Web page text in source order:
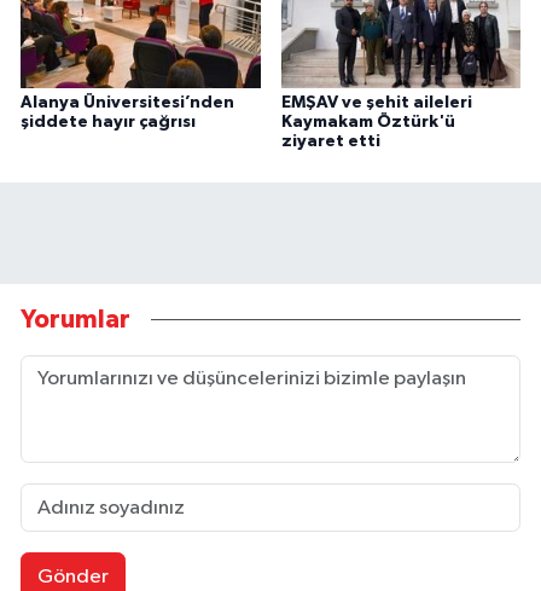
Alanya Üniversitesi’nden
şiddete hayır çağrısı
EMŞAV ve şehit aileleri
Kaymakam Öztürk'ü
ziyaret etti
Yorumlar
Gönder